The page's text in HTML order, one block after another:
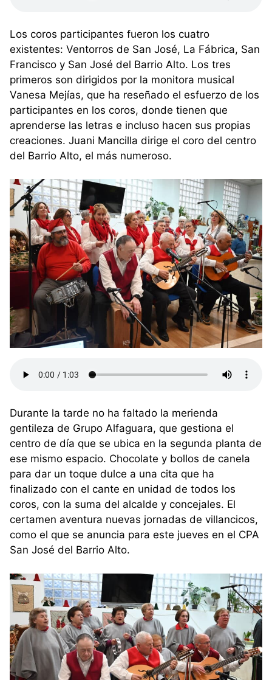
Los coros participantes fueron los cuatro
existentes: Ventorros de San José, La Fábrica, San
Francisco y San José del Barrio Alto. Los tres
primeros son dirigidos por la monitora musical
Vanesa Mejías, que ha reseñado el esfuerzo de los
participantes en los coros, donde tienen que
aprenderse las letras e incluso hacen sus propias
creaciones. Juani Mancilla dirige el coro del centro
del Barrio Alto, el más numeroso.
Durante la tarde no ha faltado la merienda
gentileza de Grupo Alfaguara, que gestiona el
centro de día que se ubica en la segunda planta de
ese mismo espacio. Chocolate y bollos de canela
para dar un toque dulce a una cita que ha
finalizado con el cante en unidad de todos los
coros, con la suma del alcalde y concejales. El
certamen aventura nuevas jornadas de villancicos,
como el que se anuncia para este jueves en el CPA
San José del Barrio Alto.